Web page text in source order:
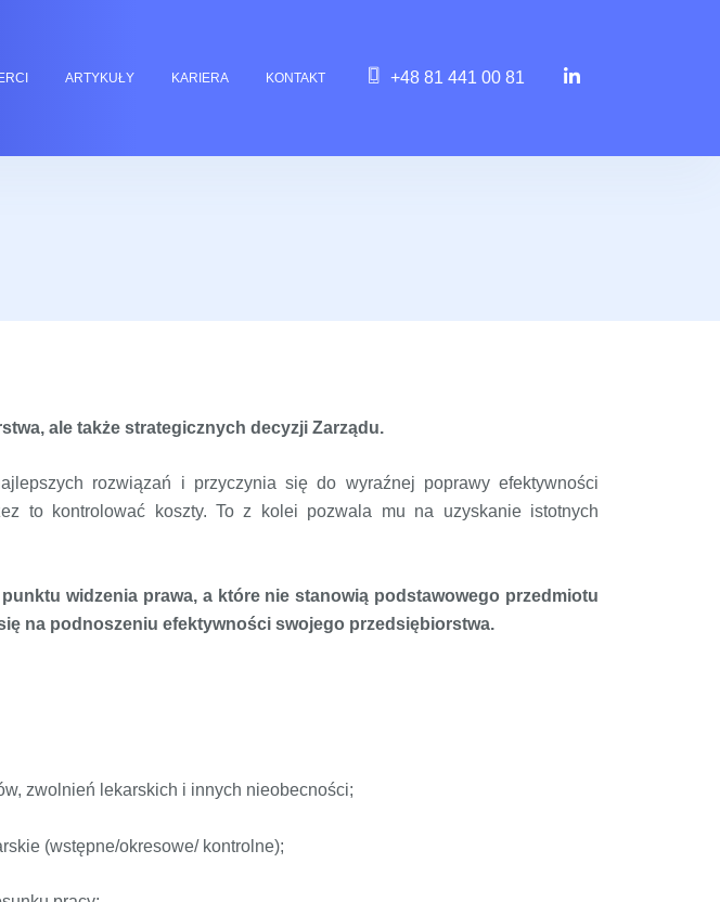
ARTYKUŁY KARIERA KONTAKT +48 81 441 00 81
ale także strategicznych decyzji Zarządu.
rozwiązań i przyczynia się do wyraźnej poprawy efektywności
to kontrolować koszty. To z kolei pozwala mu na uzyskanie istotnych
widzenia prawa, a które nie stanowią podstawowego przedmiotu
na podnoszeniu efektywności swojego przedsiębiorstwa.
zwolnień lekarskich i innych nieobecności;
(wstępne/okresowe/ kontrolne);